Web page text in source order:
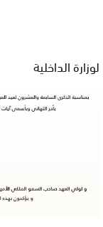
لوزارة الداخلية